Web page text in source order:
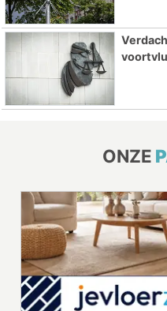
ONZE